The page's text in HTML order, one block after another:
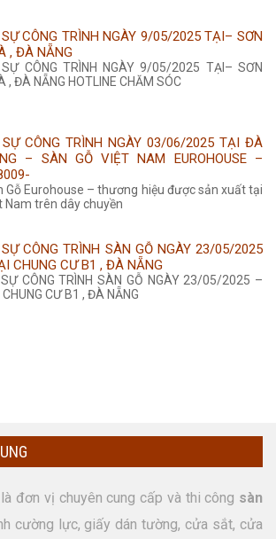
CÔNG TRÌNH NGÀY 9/05/2025 TẠI– SƠN
, ĐÀ NẴNG
SỰ CÔNG TRÌNH NGÀY 9/05/2025 TẠI– SƠN
, ĐÀ NẴNG HOTLINE CHĂM SÓC
CÔNG TRÌNH NGÀY 03/06/2025 TẠI ĐÀ
– SÀN GỖ VIỆT NAM EUROHOUSE –
Gỗ Eurohouse – thương hiệu được sản xuất tại
Nam trên dây chuyền
CÔNG TRÌNH SÀN GỖ NGÀY 23/05/2025
CHUNG CƯ B1 , ĐÀ NẴNG
SỰ CÔNG TRÌNH SÀN GỖ NGÀY 23/05/2025 –
CƯ B1 , ĐÀ NẴNG
là đơn vị chuyên cung cấp và thi công sàn
cường lực, giấy dán tường, cửa sắt, cửa